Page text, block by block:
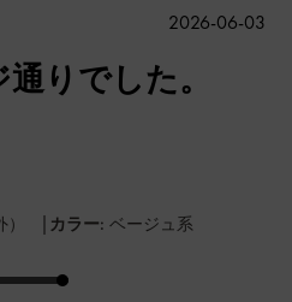
りでした。
| カラー: ベージュ系
公
2026-06-03